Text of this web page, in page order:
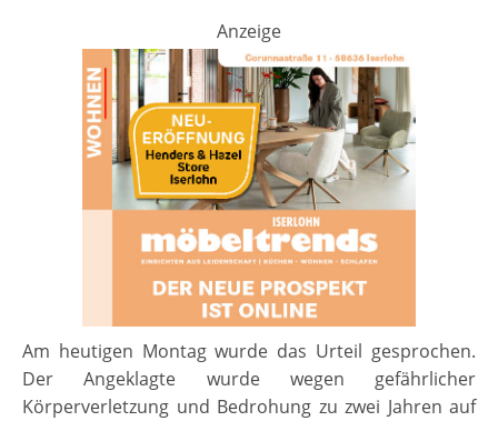
Anzeige
Am heutigen Montag wurde das Urteil gesprochen.
Der Angeklagte wurde wegen gefährlicher
Körperverletzung und Bedrohung zu zwei Jahren auf